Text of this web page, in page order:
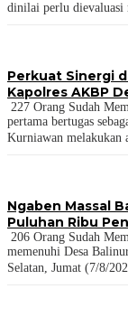
dinilai perlu dievaluasi
Perkuat Sinergi
Kapolres AKBP
227 Orang Sudah
pertama bertugas
Kurniawan melakukan
Ngaben Massal
Puluhan Ribu
206 Orang Sudah
memenuhi Desa
Selatan, Jumat (7/8/